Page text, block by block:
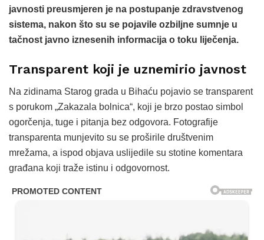
javnosti preusmjeren je na postupanje zdravstvenog
sistema, nakon što su se pojavile ozbiljne sumnje u
tačnost javno iznesenih informacija o toku liječenja.
Transparent koji je uznemirio javnost
Na zidinama Starog grada u Bihaću pojavio se transparent
s porukom „Zakazala bolnica“, koji je brzo postao simbol
ogorčenja, tuge i pitanja bez odgovora. Fotografije
transparenta munjevito su se proširile društvenim
mrežama, a ispod objava uslijedile su stotine komentara
građana koji traže istinu i odgovornost.